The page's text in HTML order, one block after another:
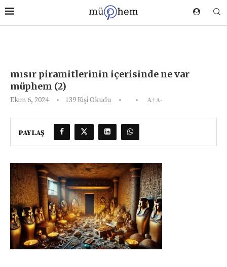
mısır piramitlerinin içerisinde ne var
müphem (2)
Ekim 6, 2024 139Kişi Okudu A+A-
PAYLAŞ